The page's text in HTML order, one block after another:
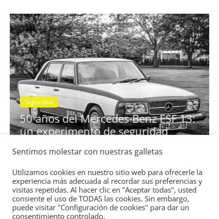
0 28 de junio de 2022
Benz ESF 13:
de seguridad
mospotter84 0
Seguridad Vídeo
El Mazda CX-5
nota en las
IIHS
11 de noviembre de 2021
Sentimos molestar con nuestras galletas
Utilizamos cookies en nuestro sitio web para ofrecerle la
experiencia más adecuada al recordar sus preferencias y
visitas repetidas. Al hacer clic en "Aceptar todas", usted
consiente el uso de TODAS las cookies. Sin embargo,
puede visitar "Configuración de cookies" para dar un
consentimiento controlado.